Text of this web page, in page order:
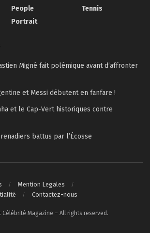
People
Portrait
Tennis
Migné fait polémique avant d’affronter
et Messi débutent en fanfare !
et le Cap-Vert historiques contre
battus par l’Écosse
Mention Legales
Contactez-nous
Célébrité Magazine – All rights reserved.